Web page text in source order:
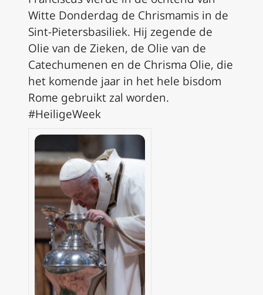
Witte Donderdag de Chrismamis in de
Sint-Pietersbasiliek. Hij zegende de
Olie van de Zieken, de Olie van de
Catechumenen en de Chrisma Olie, die
het komende jaar in het hele bisdom
Rome gebruikt zal worden.
#HeiligeWeek